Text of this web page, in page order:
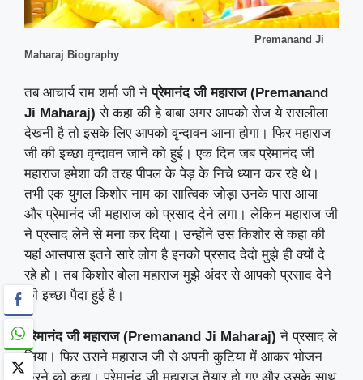
Premanand Ji
Maharaj Biography
तब आचार्य राम शर्मा जी नेप्रेमानंद जी महाराज (Premanand
Ji Maharaj) से कहा की हे बाबा अगर आपको रोज ये रासलीला
देखनी है तो इसके लिए आपको वृन्दावन आना होगा। फिर महाराज
जी की इच्छा वृन्दावन जाने को हुई। एक दिन जब प्रेमानंद जी
महाराज हमेशा की तरह पीपल के पेड़ के निचे ध्यान कर रहे थे।
तभी एक युगल किशोर नाम का सात्विक जोड़ा उनके पास आया
और प्रेमानंद जी महाराज को प्रसाद देने लगा। लेकिन महाराज जी
ने प्रसाद लेने से मना कर दिया। उन्होंने उस किशोर से कहा की
यहां आसपास इतने सारे लोग है इनको प्रसाद देदो मुझे ही क्यों दे
रहे हो। तब किशोर बोला महाराज मुझे अंदर से आपको प्रसाद देने
की इच्छा पैदा हुई है।
प्रेमानंद जी महाराज (Premanand Ji Maharaj) ने प्रसाद ले
लिया। फिर उसने महाराज जी से अपनी कुटिया में आकर भोजन
करने को कहा। प्रेमानंद जी महाराज तैयार हो गए और उसके साथ